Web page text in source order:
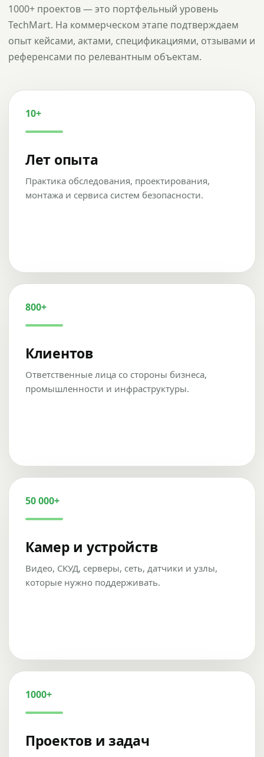
1000+ проектов — это портфельный уровень
TechMart. На коммерческом этапе подтверждаем
опыт кейсами, актами, спецификациями, отзывами и
референсами по релевантным объектам.
10+
Лет опыта
Практика обследования, проектирования,
монтажа и сервиса систем безопасности.
800+
Клиентов
Ответственные лица со стороны бизнеса,
промышленности и инфраструктуры.
50 000+
Камер и устройств
Видео, СКУД, серверы, сеть, датчики и узлы,
которые нужно поддерживать.
1000+
Проектов и задач